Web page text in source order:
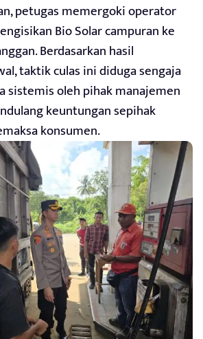
petugas memergoki operator
Bio Solar campuran ke
Berdasarkan hasil
taktik culas ini diduga sengaja
sistemis oleh pihak manajemen
keuntungan sepihak
konsumen.